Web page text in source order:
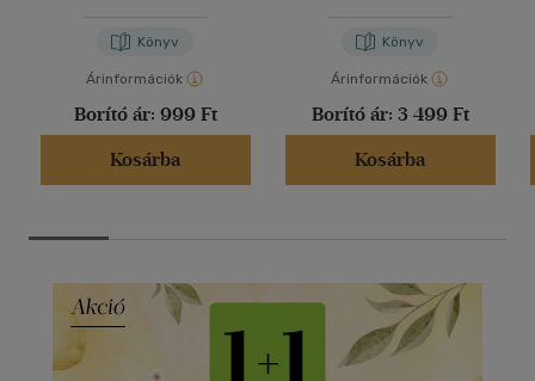
Könyv
Árinformációk
Borító ár: 999 Ft
Kosárba
Könyv
Árinformációk
Borító ár: 3 499 Ft
Kosárba